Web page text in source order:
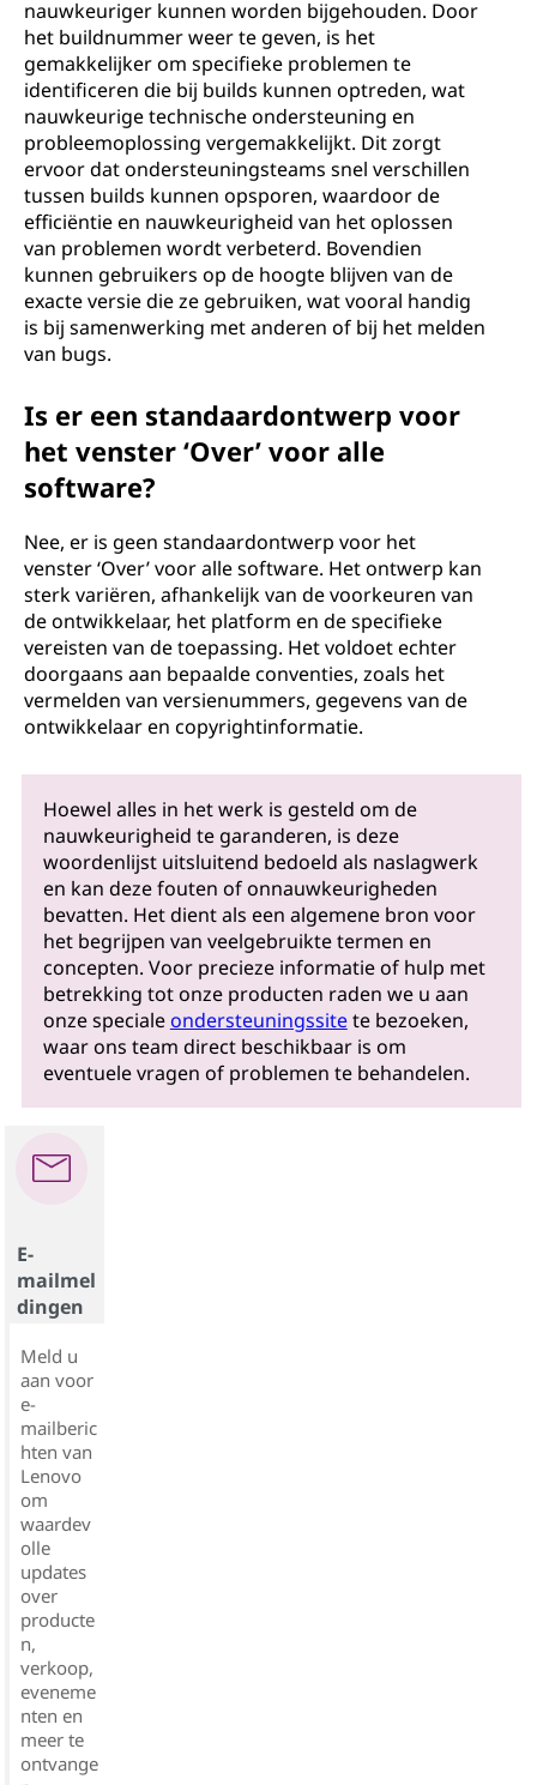
nauwkeuriger kunnen worden bijgehouden. Door
het buildnummer weer te geven, is het
gemakkelijker om specifieke problemen te
identificeren die bij builds kunnen optreden, wat
nauwkeurige technische ondersteuning en
probleemoplossing vergemakkelijkt. Dit zorgt
ervoor dat ondersteuningsteams snel verschillen
tussen builds kunnen opsporen, waardoor de
efficiëntie en nauwkeurigheid van het oplossen
van problemen wordt verbeterd. Bovendien
kunnen gebruikers op de hoogte blijven van de
exacte versie die ze gebruiken, wat vooral handig
is bij samenwerking met anderen of bij het melden
van bugs.
Is er een standaardontwerp voor
het venster ‘Over’ voor alle
software?
Nee, er is geen standaardontwerp voor het
venster ‘Over’ voor alle software. Het ontwerp kan
sterk variëren, afhankelijk van de voorkeuren van
de ontwikkelaar, het platform en de specifieke
vereisten van de toepassing. Het voldoet echter
doorgaans aan bepaalde conventies, zoals het
vermelden van versienummers, gegevens van de
ontwikkelaar en copyrightinformatie.
Hoewel alles in het werk is gesteld om de
nauwkeurigheid te garanderen, is deze
woordenlijst uitsluitend bedoeld als naslagwerk
en kan deze fouten of onnauwkeurigheden
bevatten. Het dient als een algemene bron voor
het begrijpen van veelgebruikte termen en
concepten. Voor precieze informatie of hulp met
betrekking tot onze producten raden we u aan
onze specialeondersteuningssitete bezoeken,
waar ons team direct beschikbaar is om
eventuele vragen of problemen te behandelen.
E-
mailmel
dingen
Meld u
aan voor
e-
mailberic
hten van
Lenovo
om
waardev
olle
updates
over
producte
n,
verkoop,
eveneme
nten en
meer te
ontvange